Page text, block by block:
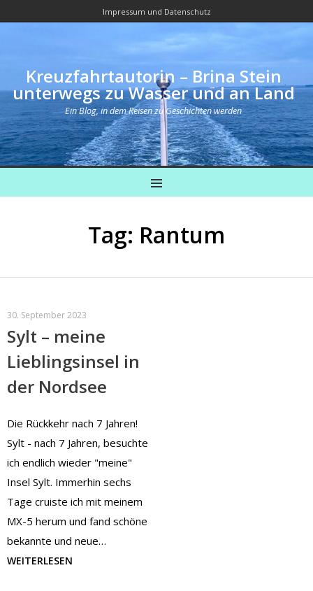
Impressum und Datenschutz
Kreuzfahrtautorin – Brina Stein
unterwegs zu Wasser und an Land
Ein Blog, in dem Reisen zu Geschichten werden
MENU
Tag: Rantum
30. September 2023
Sylt – meine
Lieblingsinsel in
der Nordsee
Die Rückkehr nach 7 Jahren!
Sylt - nach 7 Jahren, besuchte
ich endlich wieder "meine"
Insel Sylt. Immerhin sechs
Tage cruiste ich mit meinem
MX-5 herum und fand schöne
bekannte und neue…
WEITERLESEN